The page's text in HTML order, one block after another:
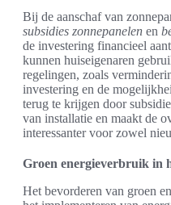
Bij de aanschaf van
subsidies zonnepanelen en
de investering financieel
kunnen huiseigenaren
regelingen, zoals
investering en de
terug te krijgen door
van installatie en maakt de
interessanter voor zowel
Groen energieverbruik in
Het bevorderen van groen